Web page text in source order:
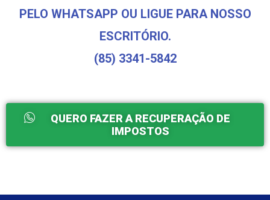
PELO WHATSAPP OU LIGUE PARA NOSSO
ESCRITÓRIO.
(85) 3341-5842
QUERO FAZER A RECUPERAÇÃO DE
IMPOSTOS